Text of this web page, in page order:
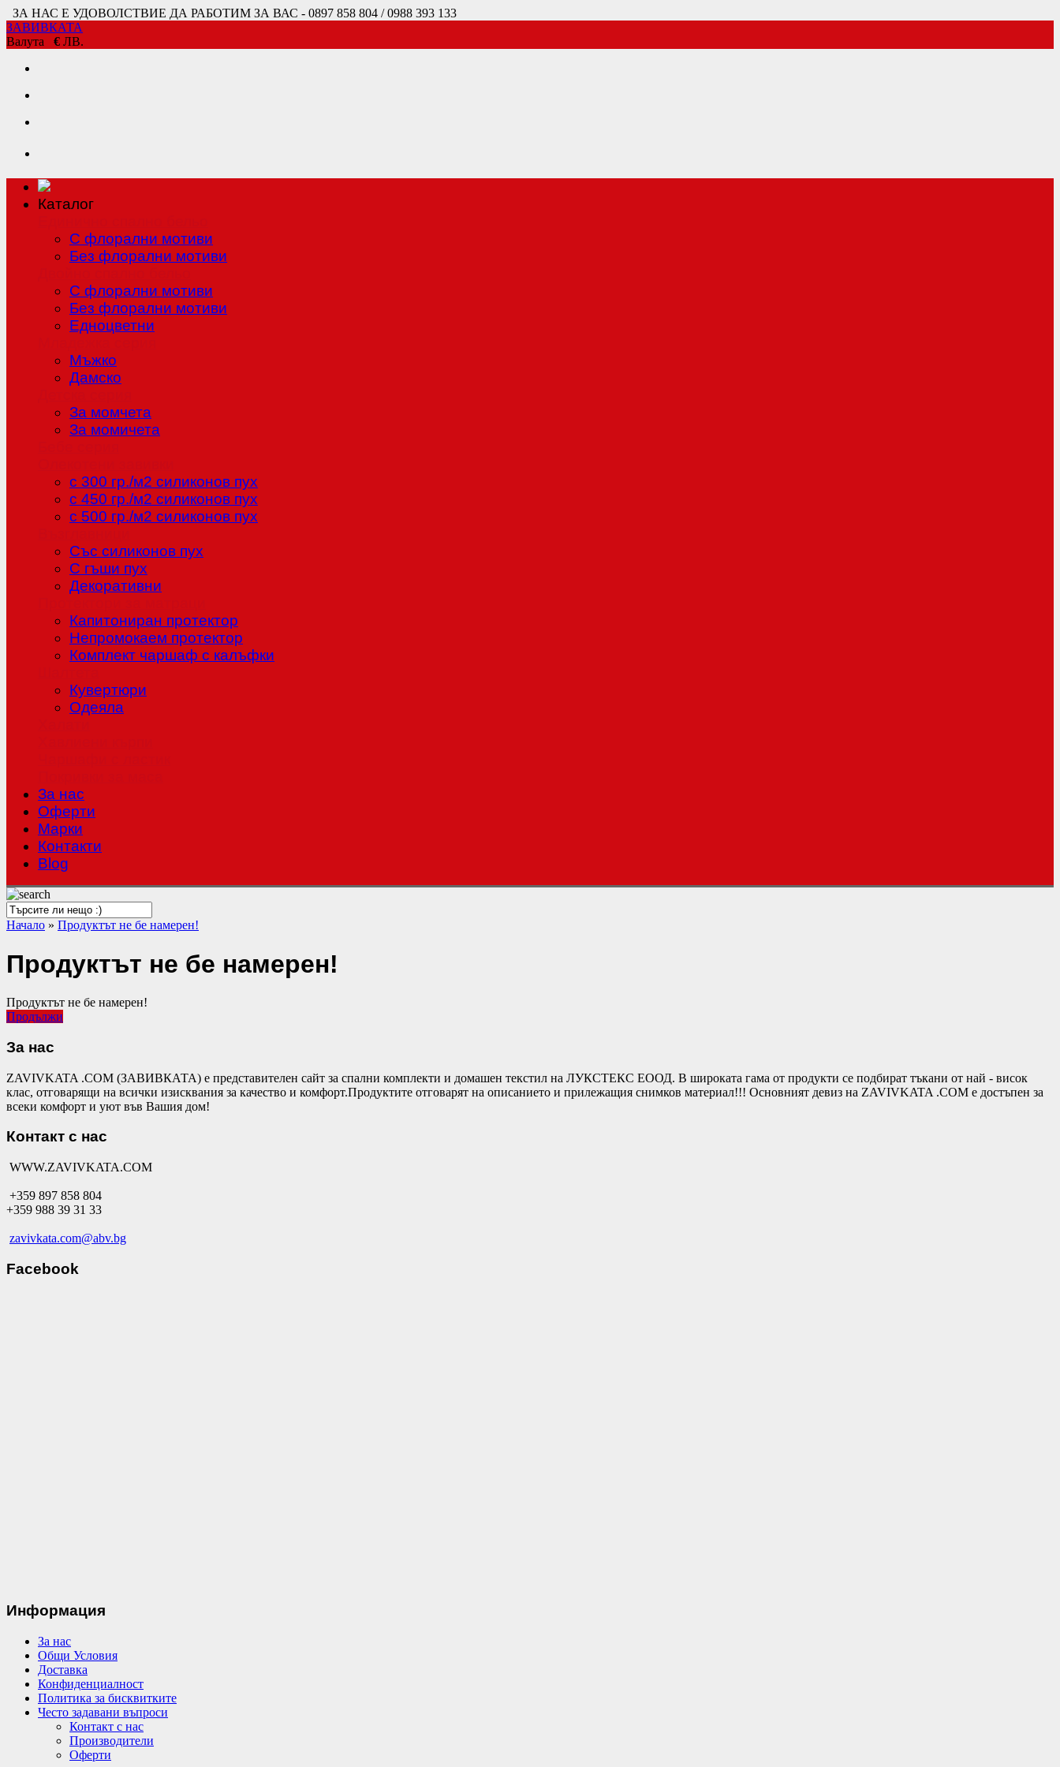
ЗА НАС Е УДОВОЛСТВИЕ ДА РАБОТИМ ЗА ВАС - 0897 858 804 / 0988 393 133
ЗАВИВКАТА
Валута € ЛВ.
Каталог
С флорални мотиви
Без флорални мотиви
С флорални мотиви
Без флорални мотиви
Едноцветни
Мъжко
Дамско
За момчета
За момичета
с 300 гр./м2 силиконов пух
с 450 гр./м2 силиконов пух
с 500 гр./м2 силиконов пух
Със силиконов пух
С гъши пух
Декоративни
Капитониран протектор
Непромокаем протектор
Комплект чаршаф с калъфки
Кувертюри
Одеяла
За нас
Оферти
Mарки
Контакти
Blog
Начало » Продуктът не бе намерен!
Продуктът не бе намерен!
Продуктът не бе намерен!
Продължи
За нас
ZAVIVKATA .COM (ЗАВИВКАТА) е представителен сайт за спални комплекти и домашен текстил на ЛУКСТЕКС ЕООД. В широката гама от продукти се подбират тъкани от най - висок
клас, отговарящи на всички изисквания за качество и комфорт.Продуктите отговарят на описанието и прилежащия снимков материал!!! Основният девиз на ZAVIVKATA .COM е достъпен за
всеки комфорт и уют във Вашия дом!
Контакт с нас
WWW.ZAVIVKATA.COM
+359 897 858 804
+359 988 39 31 33
zavivkata.com@abv.bg
Facebook
Информация
За нас
Общи Условия
Доставка
Конфиденциалност
Политика за бисквитките
Често задавани въпроси
Контакт с нас
Производители
Оферти